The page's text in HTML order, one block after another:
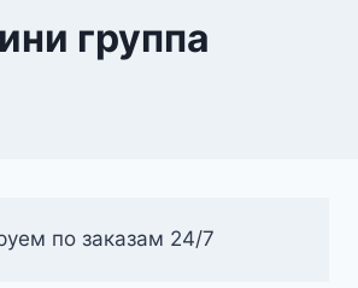
группа
по заказам 24/7